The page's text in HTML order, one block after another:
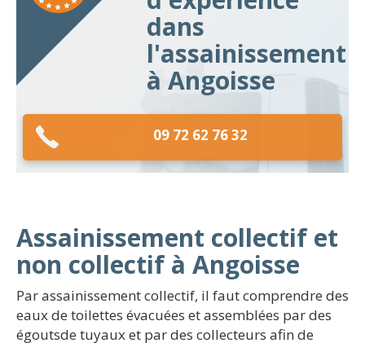
dans
l'assainissement
à Angoisse
09 72 62 76 32
Assainissement collectif et
non collectif à Angoisse
Par assainissement collectif, il faut comprendre des
eaux de toilettes évacuées et assemblées par des
égoutsde tuyaux et par des collecteurs afin de